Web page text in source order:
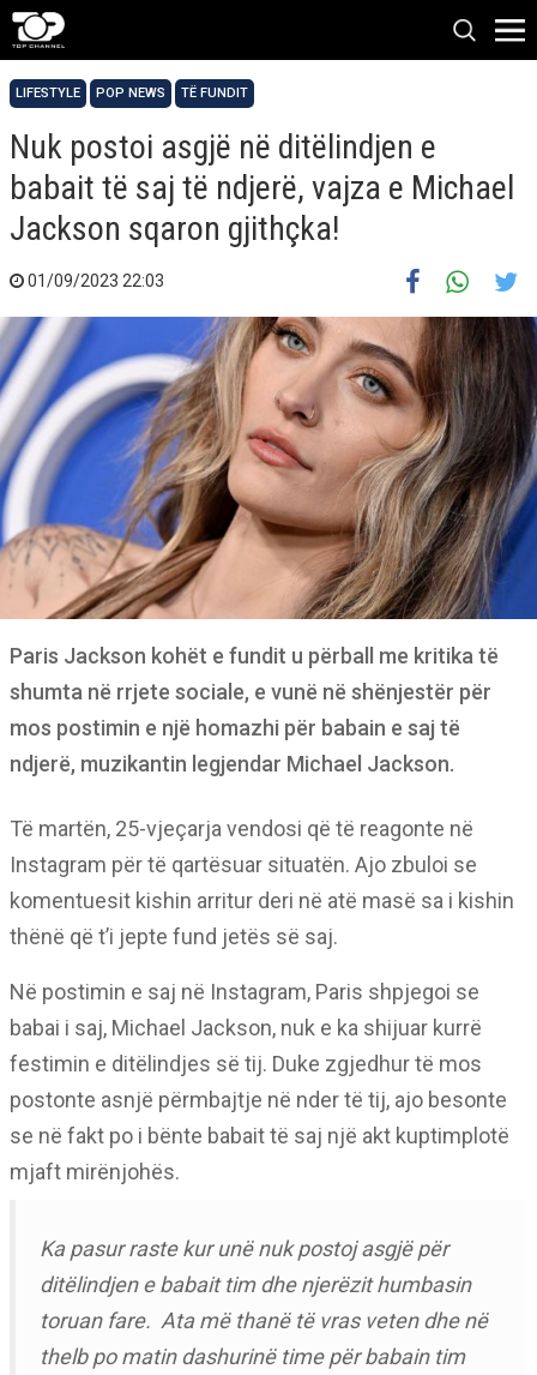
LIFESTYLE POP NEWS TË FUNDIT
Nuk postoi asgjë në ditëlindjen e
babait të saj të ndjerë, vajza e Michael
Jackson sqaron gjithçka!
01/09/2023 22:03
Paris Jackson kohët e fundit u përball me kritika të
shumta në rrjete sociale, e vunë në shënjestër për
mos postimin e një homazhi për babain e saj të
ndjerë, muzikantin legjendar Michael Jackson.
Të martën, 25-vjeçarja vendosi që të reagonte në
Instagram për të qartësuar situatën. Ajo zbuloi se
komentuesit kishin arritur deri në atë masë sa i kishin
thënë që t’i jepte fund jetës së saj.
Në postimin e saj në Instagram, Paris shpjegoi se
babai i saj, Michael Jackson, nuk e ka shijuar kurrë
festimin e ditëlindjes së tij. Duke zgjedhur të mos
postonte asnjë përmbajtje në nder të tij, ajo besonte
se në fakt po i bënte babait të saj një akt kuptimplotë
mjaft mirënjohës.
Ka pasur raste kur unë nuk postoj asgjë për
ditëlindjen e babait tim dhe njerëzit humbasin
toruan fare. Ata më thanë të vras veten dhe në
thelb po matin dashurinë time për babain tim